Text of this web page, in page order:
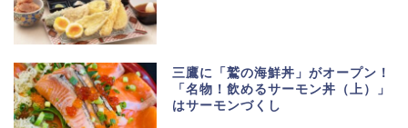
三鷹に「鷲の海鮮丼」がオープン！
「名物！飲めるサーモン丼（上）」
はサーモンづくし